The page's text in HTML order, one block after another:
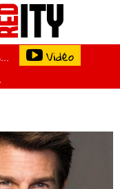
Vidéo